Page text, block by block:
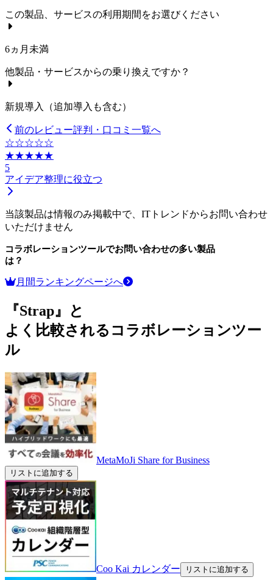
この製品、サービスの利用期間をお選びください
6ヵ月未満
他製品・サービスからの乗り換えですか？
新規導入（追加導入も含む）
前のレビュー評判・口コミ一覧へ
☆☆☆☆☆
★★★★★
5
アイデア整理に役立つ
当該製品は情報のみ掲載中で、ITトレンドからお問い合わせ
いただけません
コラボレーションツールでお問い合わせの多い製品
は？
月間ランキングページへ
『Strap』と
よく比較されるコラボレーションツー
ル
MetaMoJi Share for Business
リストに追加する
Coo Kai カレンダー リストに追加する